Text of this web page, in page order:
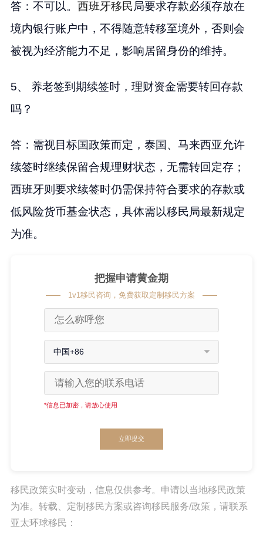
答：不可以。 西班牙移民局要求存款必须存放在
境内银行账户中，不得随意转移至境外，否则会
被视为经济能力不足，影响居留身份的维持。
5、 养老签到期续签时，理财资金需要转回存款
吗？
答：需视目标国政策而定，泰国、马来西亚允许
续签时继续保留合规理财状态，无需转回定存；
西班牙则要求续签时仍需保持符合要求的存款或
低风险货币基金状态，具体需以移民局最新规定
为准。
把握申请黄金期
1v1移民咨询，免费获取定制移民方案
中国+86
*信息已加密，请放心使用
立即提交
移民政策实时变动，信息仅供参考。申请以当地移民政策
为准。转载、定制移民方案或咨询移民服务/政策，请联系
亚太环球移民：